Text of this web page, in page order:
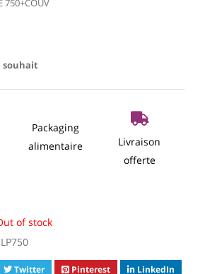
750+COUV
souhait
Packaging
alimentaire
Livraison
offerte
of stock
Twitter Pinterest LinkedIn